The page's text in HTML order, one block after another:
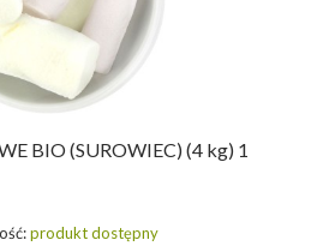
BIO (SUROWIEC) (4 kg) 1
produkt dostępny